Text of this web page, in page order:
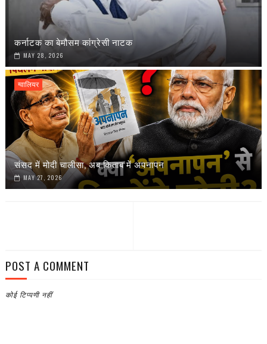
कर्नाटक का बेमौसम कांग्रेसी नाटक
MAY 28, 2026
ग्वालियर
संसद में मोदी चालीसा, अब किताब में अपनापन
MAY 27, 2026
POST A COMMENT
कोई टिप्पणी नहीं